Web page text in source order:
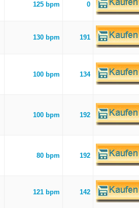
125 bpm 0
130 bpm 191
100 bpm 134
100 bpm 192
80 bpm 192
121 bpm 142